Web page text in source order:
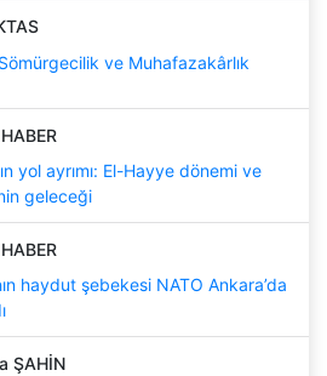
ve Muhafazakârlık
yol ayrımı: El-Hayye dönemi ve
geleceği
haydut şebekesi NATO Ankara’da
ŞAHİN